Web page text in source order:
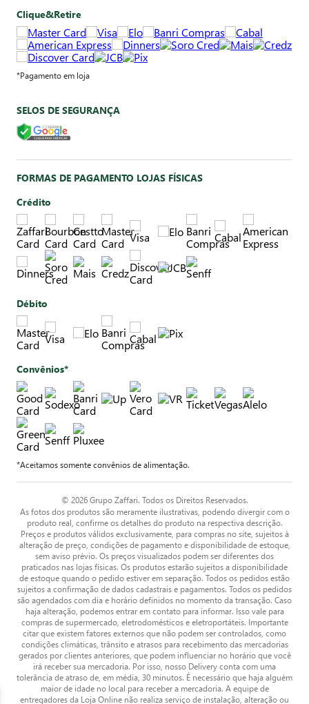
Clique&Retire
*Pagamento em loja
SELOS DE SEGURANÇA
FORMAS DE PAGAMENTO LOJAS FÍSICAS
Crédito
Débito
Convênios*
*Aceitamos somente convênios de alimentação.
© 2026 Grupo Zaffari. Todos os Direitos Reservados.
As fotos dos produtos são meramente ilustrativas, podendo divergir com o
produto real, confirme os detalhes do produto na respectiva descrição.
Preços e produtos válidos exclusivamente, para compras no site, sujeitos à
alteração de preço, condições de pagamento e disponibilidade de estoque,
sem aviso prévio. Os preços visualizados podem ser diferentes dos
praticados nas lojas físicas. Os produtos estarão sujeitos a disponibilidade
de estoque quando o pedido estiver em separação. Todos os pedidos estão
sujeitos a confirmação de dados cadastrais e pagamentos. Todos os pedidos
são agendados com dia e horário definidos no momento da transação. Caso
haja alteração, podemos entrar em contato para informar. Isso vale para
compras de supermercado, eletrodomésticos e eletroportáteis. Importante
citar que existem fatores externos que não podem ser controlados, como
condições climáticas, trânsito e atrasos para recebimento das mercadorias
gerados por clientes anteriores, que podem influenciar no horário que você
irá receber sua mercadoria. Por isso, nosso Delivery conta com uma
tolerância de atraso de, em média, 30 minutos. É necessário que haja alguém
maior de idade no local para receber a mercadoria. A equipe de
entregadores da Loja Online não realiza serviço de instalação, alteração ou